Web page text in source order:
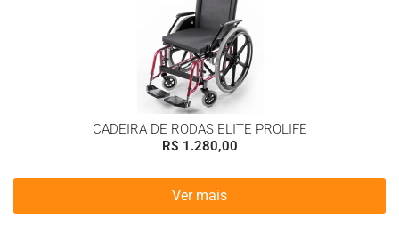
CADEIRA DE RODAS ELITE PROLIFE
R$ 1.280,00
Ver mais